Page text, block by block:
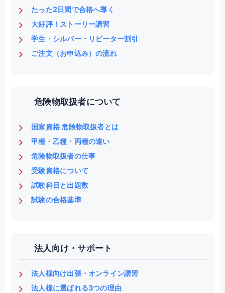
たった2日間で合格へ導く
大好評！ストーリー講習
学生・シルバー・リピーター割引
ご注文（お申込み）の流れ
危険物取扱者について
国家資格 危険物取扱者とは
甲種・乙種・丙種の違い
危険物取扱者の仕事
受験資格について
試験科目と出題数
試験の合格基準
法人向け・サポート
法人様向け出張・オンライン講習
法人様に選ばれる3つの理由